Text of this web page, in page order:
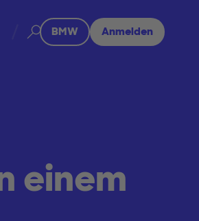
wechseln / Switch language:
Suchen
BMW Anmelden
(öffnet in neuem
einem